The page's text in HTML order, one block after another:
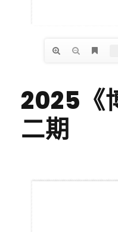
2025《
二期